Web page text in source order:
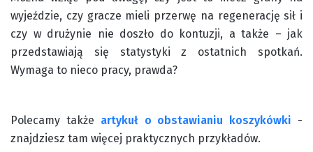
wyjeździe, czy gracze mieli przerwę na regenerację sił i
czy w drużynie nie doszło do kontuzji, a także – jak
przedstawiają się statystyki z ostatnich spotkań.
Wymaga to nieco pracy, prawda?
Polecamy także artykuł o obstawianiu koszykówki -
znajdziesz tam więcej praktycznych przykładów.